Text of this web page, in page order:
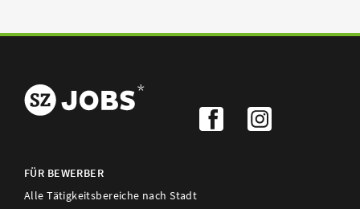
FÜR BEWERBER
Alle Tätigkeitsbereiche nach Stadt